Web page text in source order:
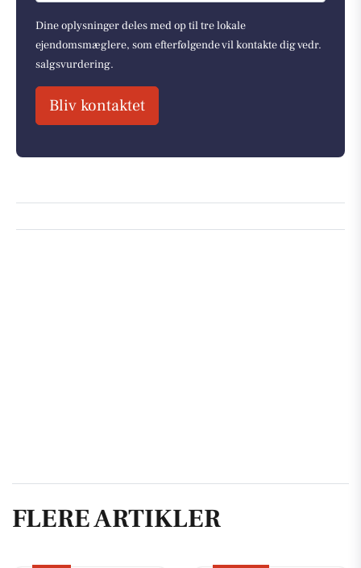
Dine oplysninger deles med op til tre lokale
ejendomsmæglere, som efterfølgende vil kontakte dig vedr.
salgsvurdering.
Bliv kontaktet
FLERE ARTIKLER